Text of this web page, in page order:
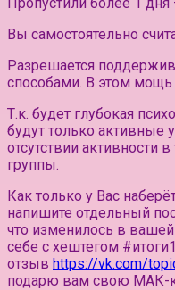
Вы самостоятельно
Разрешается
способами. В этом мощь
Т.к. будет глубокая
будут только активные
отсутствии активности
группы.⠀
Как только у Вас
напишите отдельный
что изменилось в
себе с хештегом
отзыв https://vk.com/
подарю вам свою МАК-